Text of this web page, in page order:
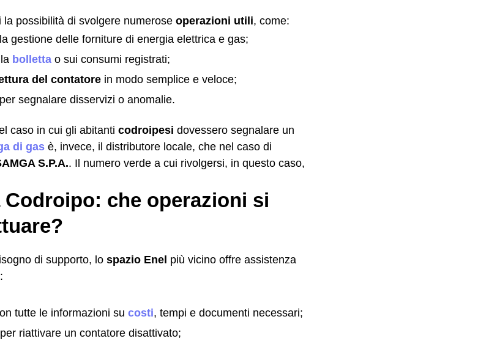
possibilità di svolgere numerose operazioni utili, come:
gestione delle forniture di energia elettrica e gas;
bolletta o sui consumi registrati;
del contatore in modo semplice e veloce;
per segnalare disservizi o anomalie.
caso in cui gli abitanti codroipesi dovessero segnalare un
di gas è, invece, il distributore locale, che nel caso di
S.P.A.. Il numero verde a cui rivolgersi, in questo caso,
Codroipo: che operazioni si
di supporto, lo spazio Enel più vicino offre assistenza
:
tutte le informazioni su costi, tempi e documenti necessari;
per riattivare un contatore disattivato;